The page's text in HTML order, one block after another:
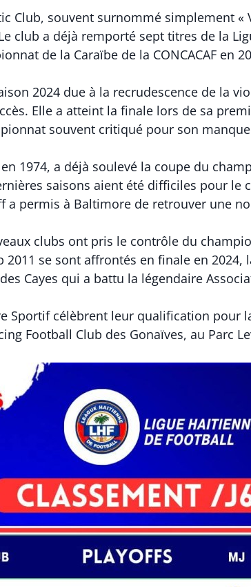
Club, souvent surnommé simplement
club a déjà remporté sept titres de la
de la Caraïbe de la CONCACAF en
2024 due à la recrudescence de la
Elle a atteint la finale lors de sa
souvent critiqué pour son
1974, a déjà soulevé la coupe du
saisons aient été difficiles pour le
a permis à Baltimore de retrouver une
clubs ont pris le contrôle du
2011 se sont affrontés en finale en 2024,
Cayes qui a battu la légendaire
Sportif célèbrent leur qualification pour
Football Club des Gonaïves, au Parc